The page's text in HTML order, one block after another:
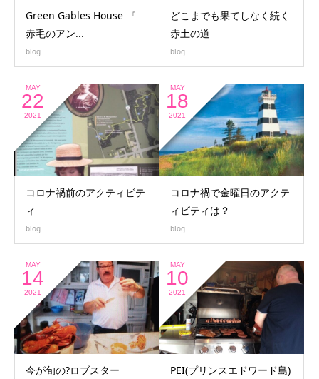
Green Gables House 『
赤毛のアン...
blog
どこまでも果てしなく続く
赤土の道
blog
MAY
22
2021
コロナ禍前のアクティビテ
ィ
blog
MAY
18
2021
コロナ禍で金曜日のアクテ
ィビティは？
blog
MAY
14
2021
今が旬の?ロブスター
MAY
10
2021
PEI(プリンスエドワード島)